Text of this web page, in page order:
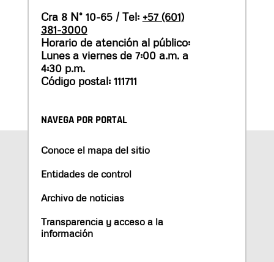
Cra 8 N° 10-65 / Tel: +57 (601)
381-3000
Horario de atención al público:
Lunes a viernes de 7:00 a.m. a
4:30 p.m.
Código postal: 111711
NAVEGA POR PORTAL
Conoce el mapa del sitio
Entidades de control
Archivo de noticias
Transparencia y acceso a la
información